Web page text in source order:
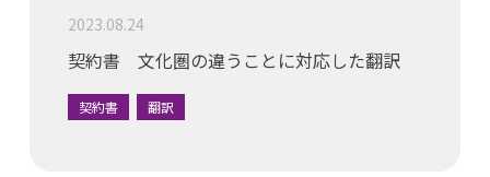
2023.08.24
契約書 文化圏の違うことに対応した翻訳
契約書 翻訳